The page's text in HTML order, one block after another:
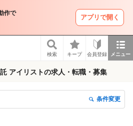
作で
アプリで開く
検索 キープ 会員登録 メニュー
アイリストの求人・転職・募集
条件変更